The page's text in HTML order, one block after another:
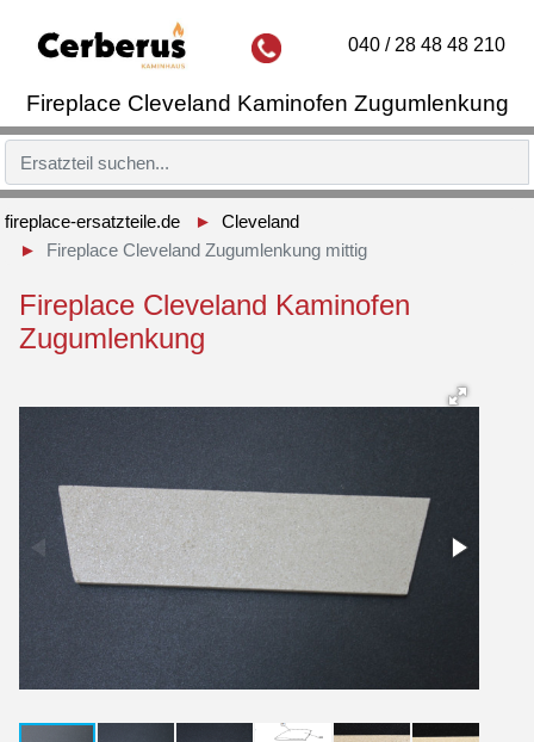
Fireplace Cleveland Kaminofen Zugumlenkung
040 / 28 48 48 210
fireplace-ersatzteile.de
Cleveland
Fireplace Cleveland Zugumlenkung mittig
Fireplace Cleveland Kaminofen
Zugumlenkung